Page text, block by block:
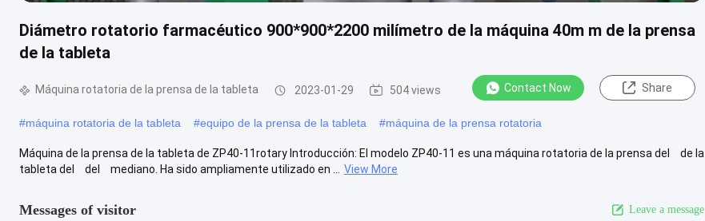
Diámetro rotatorio farmacéutico 900*900*2200 milímetro de la máquina 40m m de la prensa
de la tableta
Máquina rotatoria de la prensa de la tableta 2023-01-29 504 views Contact Now Share
#máquina rotatoria de la tableta #equipo de la prensa de la tableta #máquina de la prensa rotatoria
Máquina de la prensa de la tableta de ZP40-11rotary Introducción: El modelo ZP40-11 es una máquina rotatoria de la prensa del de la
tableta del del mediano. Ha sido ampliamente utilizado en ...
View More
Messages of visitor Leave a message